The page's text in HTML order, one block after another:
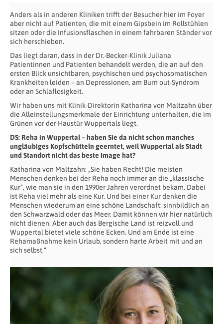
Anders als in anderen Kliniken trifft der Besucher hier im Foyer
aber nicht auf Patienten, die mit einem Gipsbein im Rollstühlen
sitzen oder die Infusionsflaschen in einem fahrbaren Ständer vor
sich herschieben.
Das liegt daran, dass in der Dr.-Becker-Klinik Juliana
Patientinnen und Patienten behandelt werden, die an auf den
ersten Blick unsichtbaren, psychischen und psychosomatischen
Krankheiten leiden – an Depressionen, am Burn out-Syndrom
oder an Schlaflosigkeit.
Wir haben uns mit Klinik-Direktorin Katharina von Maltzahn über
die Alleinstellungsmerkmale der Einrichtung unterhalten, die im
Grünen vor der Haustür Wuppertals liegt.
DS: Reha in Wuppertal – haben Sie da nicht schon manches
ungläubiges Kopfschütteln geerntet, weil Wuppertal als Stadt
und Standort nicht das beste Image hat?
Katharina von Maltzahn: „Sie haben Recht! Die meisten
Menschen denken bei der Reha noch immer an die „klassische
Kur“, wie man sie in den 1990er Jahren verordnet bekam. Dabei
ist Reha viel mehr als eine Kur. Und bei einer Kur denken die
Menschen wiederum an eine schöne Landschaft: sinnbildlich an
den Schwarzwald oder das Meer. Damit können wir hier natürlich
nicht dienen. Aber auch das Bergische Land ist reizvoll und
Wuppertal bietet viele schöne Ecken. Und am Ende ist eine
Rehamaßnahme kein Urlaub, sondern harte Arbeit mit und an
sich selbst.“